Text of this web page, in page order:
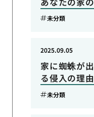
未分類
家に蜘蛛が
る侵入の理由
2025.09.05
未分類